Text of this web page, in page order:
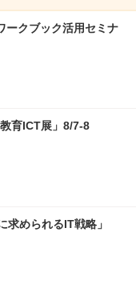
ークブック活用セミナ
育ICT展」8/7-8
求められるIT戦略」